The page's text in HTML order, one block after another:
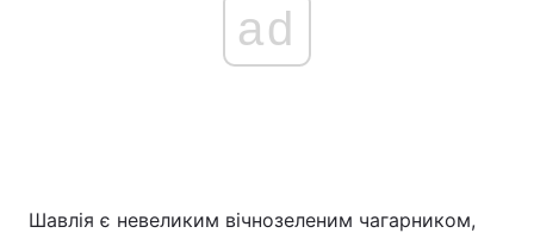
ad
Шавлія є невеликим вічнозеленим чагарником,